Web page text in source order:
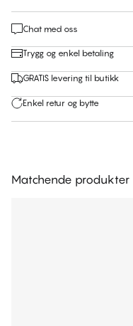
Chat med oss
Trygg og enkel betaling
GRATIS levering til butikk
Enkel retur og bytte
Matchende produkter